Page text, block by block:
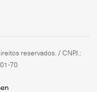
reservados. / CNPJ.:
70